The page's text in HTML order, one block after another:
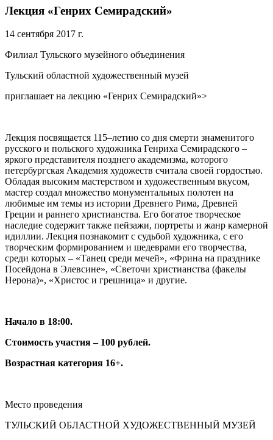
Лекция «Генрих Семирадский»
14 сентября 2017 г.
Филиал Тульского музейного объединения
Тульский областной художественный музей
приглашает на лекцию «Генрих Семирадский»>
Лекция посвящается 115–летию со дня смерти знаменитого
русского и польского художника Генриха Семирадского –
яркого представителя позднего академизма, которого
петербургская Академия художеств считала своей гордостью.
Обладая высоким мастерством и художественным вкусом,
мастер создал множество монументальных полотен на
любимые им темы из истории Древнего Рима, Древней
Греции и раннего христианства. Его богатое творческое
наследие содержит также пейзажи, портреты и жанр камерной
идиллии. Лекция познакомит с судьбой художника, с его
творческим формированием и шедеврами его творчества,
среди которых – «Танец среди мечей», «Фрина на празднике
Посейдона в Элевсине», «Светочи христианства (факелы
Нерона)», «Христос и грешница» и другие.
Начало в 18:00.
Стоимость участия – 100 рублей.
Возрастная категория 16+.
Место проведения
ТУЛЬСКИЙ ОБЛАСТНОЙ ХУДОЖЕСТВЕННЫЙ МУЗЕЙ